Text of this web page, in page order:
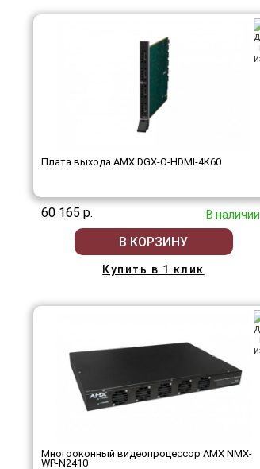
Плата выхода AMX DGX-O-HDMI-4K60
60 165 р. В наличии
В КОРЗИНУ
Купить в 1 клик
Многооконный видеопроцессор AMX NMX-
WP-N2410